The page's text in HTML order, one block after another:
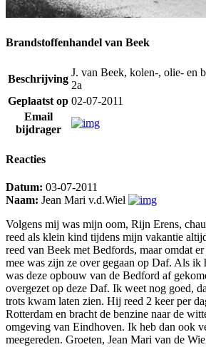
Brandstoffenhandel van Beek
Beschrijving
J. van Beek, kolen-, olie- en
2a
Geplaatst op 02-07-2011
Email
bijdrager
Reacties
Datum: 03-07-2011
Naam: Jean Mari v.d.Wiel
Volgens mij was mijn oom, Rijn Erens,
reed als klein kind tijdens mijn vakantie
reed van Beek met Bedfords, maar omdat
mee was zijn ze over gegaan op Daf. Als ik
was deze opbouw van de Bedford af
overgezet op deze Daf. Ik weet nog goed,
trots kwam laten zien. Hij reed 2 keer per
Rotterdam en bracht de benzine naar de
omgeving van Eindhoven. Ik heb dan ook
meegereden. Groeten, Jean Mari van de